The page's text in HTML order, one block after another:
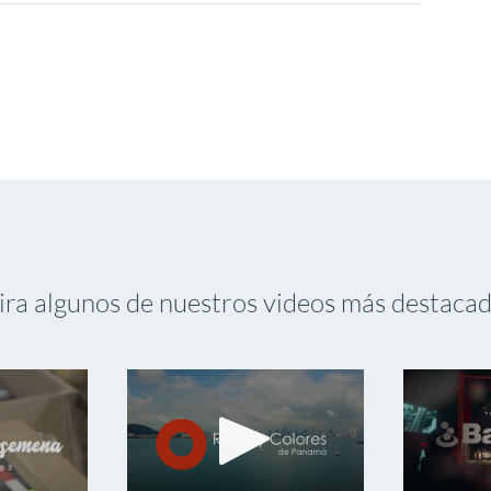
algunos de nuestros videos más